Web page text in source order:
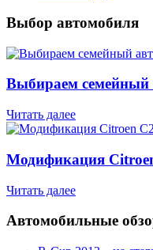
Выбор автомобиля
Выбираем семейный
Читать далее
Модификация
Читать далее
Автомобильные